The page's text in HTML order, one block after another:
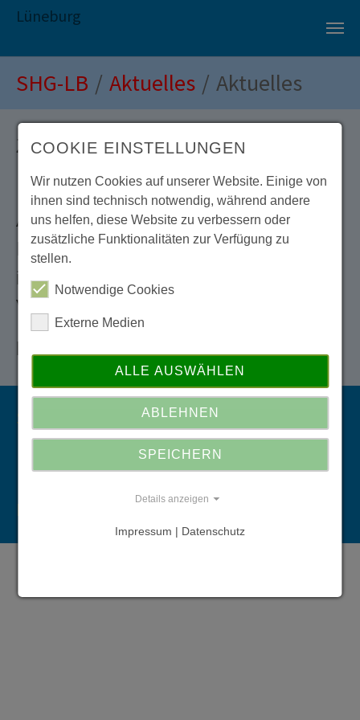
Lüneburg
SHG-LB Aktuelles Aktuelles
Zur Info!
Am Gruppenabend am19. Juni, hat
Frau Dr. Klee vom Klinikum Lüneburg,
ihr kommen angekündigt, mit einem
Vortrag zur Erektilen Dysfunktion.
Ich hoffe auf rege Beteiligung.
Stand vom 07.11.2025
Impressum: Datenschutz:
COOKIE EINSTELLUNGEN
Wir nutzen Cookies auf unserer Website. Einige von
ihnen sind technisch notwendig, während andere
uns helfen, diese Website zu verbessern oder
zusätzliche Funktionalitäten zur Verfügung zu
stellen.
Notwendige Cookies
Externe Medien
ALLE AUSWÄHLEN
ABLEHNEN
SPEICHERN
Details anzeigen
Impressum | Datenschutz